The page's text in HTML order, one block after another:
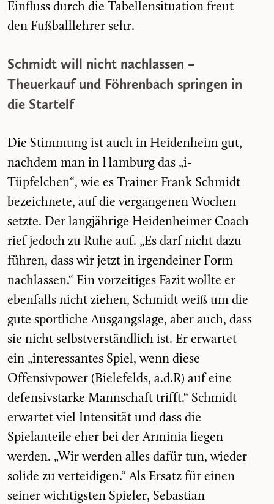
Einfluss durch die Tabellensituation freut
den Fußballlehrer sehr.
Schmidt will nicht nachlassen –
Theuerkauf und Föhrenbach springen in
die Startelf
Die Stimmung ist auch in Heidenheim gut,
nachdem man in Hamburg das „i-
Tüpfelchen“, wie es Trainer Frank Schmidt
bezeichnete, auf die vergangenen Wochen
setzte. Der langjährige Heidenheimer Coach
rief jedoch zu Ruhe auf. „Es darf nicht dazu
führen, dass wir jetzt in irgendeiner Form
nachlassen.“ Ein vorzeitiges Fazit wollte er
ebenfalls nicht ziehen, Schmidt weiß um die
gute sportliche Ausgangslage, aber auch, dass
sie nicht selbstverständlich ist. Er erwartet
ein „interessantes Spiel, wenn diese
Offensivpower (Bielefelds, a.d.R) auf eine
defensivstarke Mannschaft trifft.“ Schmidt
erwartet viel Intensität und dass die
Spielanteile eher bei der Arminia liegen
werden. „Wir werden alles dafür tun, wieder
solide zu verteidigen.“ Als Ersatz für einen
seiner wichtigsten Spieler, Sebastian